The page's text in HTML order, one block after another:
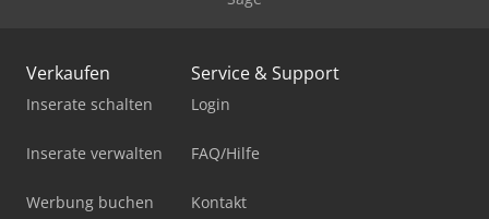
Verkaufen
Inserate schalten
Inserate verwalten
Werbung buchen
Service & Support
Login
FAQ/Hilfe
Kontakt